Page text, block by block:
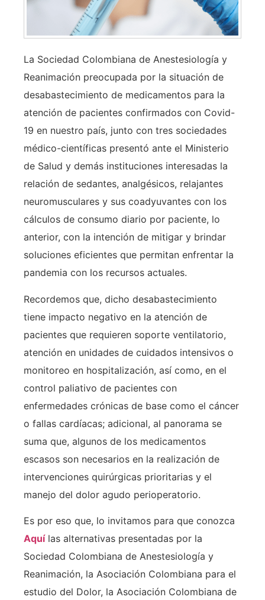
La Sociedad Colombiana de Anestesiología y
Reanimación preocupada por la situación de
desabastecimiento de medicamentos para la
atención de pacientes confirmados con Covid-
19 en nuestro país, junto con tres sociedades
médico-científicas presentó ante el Ministerio
de Salud y demás instituciones interesadas la
relación de sedantes, analgésicos, relajantes
neuromusculares y sus coadyuvantes con los
cálculos de consumo diario por paciente, lo
anterior, con la intención de mitigar y brindar
soluciones eficientes que permitan enfrentar la
pandemia con los recursos actuales.
Recordemos que, dicho desabastecimiento
tiene impacto negativo en la atención de
pacientes que requieren soporte ventilatorio,
atención en unidades de cuidados intensivos o
monitoreo en hospitalización, así como, en el
control paliativo de pacientes con
enfermedades crónicas de base como el cáncer
o fallas cardíacas; adicional, al panorama se
suma que, algunos de los medicamentos
escasos son necesarios en la realización de
intervenciones quirúrgicas prioritarias y el
manejo del dolor agudo perioperatorio.
Es por eso que, lo invitamos para que conozca
Aquílas alternativas presentadas por la
Sociedad Colombiana de Anestesiología y
Reanimación, la Asociación Colombiana para el
estudio del Dolor, la Asociación Colombiana de